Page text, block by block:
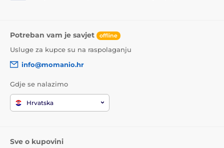
Potreban vam je savjet offline
Usluge za kupce su na raspolaganju
info@momanio.hr
Gdje se nalazimo
Hrvatska
Sve o kupovini